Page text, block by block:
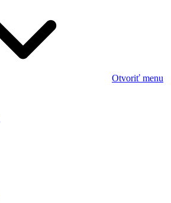
Otvoriť menu